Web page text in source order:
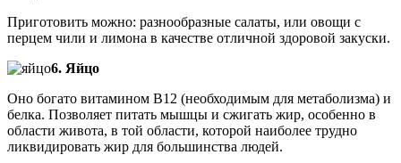
Приготовить можно: разнообразные салаты, или овощи с
перцем чили и лимона в качестве отличной здоровой закуски.
6. Яйцо
Оно богато витамином В12 (необходимым для метаболизма) и
белка. Позволяет питать мышцы и сжигать жир, особенно в
области живота, в той области, которой наиболее трудно
ликвидировать жир для большинства людей.